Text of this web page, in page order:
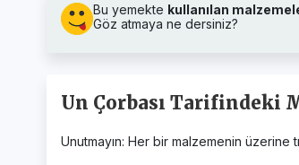
Bu yemekte kullanılan
Göz atmaya ne dersiniz?
Un Çorbası Tarifindeki
Unutmayın: Her bir malzemenin üzerine